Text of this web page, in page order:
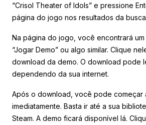
“Crisol Theater of Idols” e pressione
página do jogo nos resultados da
Na página do jogo, você encontrará
“Jogar Demo” ou algo similar. Clique
download da demo. O download pode
dependendo da sua internet.
Após o download, você pode começar
imediatamente. Basta ir até a sua
Steam. A demo ficará disponível lá.